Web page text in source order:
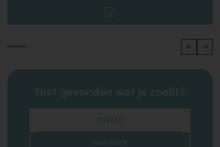
Niet gevonden wat je zoekt?
ZOEKEN
INSPIRATIE